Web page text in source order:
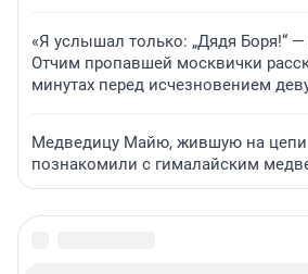
«Я услышал только: „Дядя Боря!“
Отчим пропавшей москвички
минутах перед исчезновением
Медведицу Майю, жившую на
познакомили с гималайским